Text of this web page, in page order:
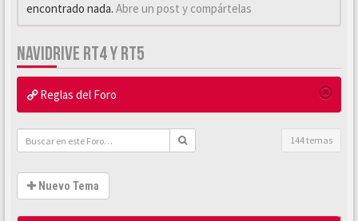
encontrado nada. Abre un post y compártelas
NAVIDRIVE RT4 Y RT5
Reglas del Foro
144 temas
Nuevo Tema